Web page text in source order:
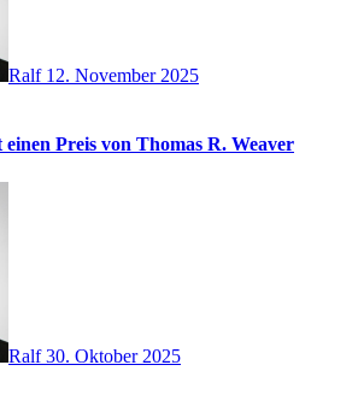
Ralf 12. November 2025
einen Preis von Thomas R. Weaver
Ralf30. Oktober 2025